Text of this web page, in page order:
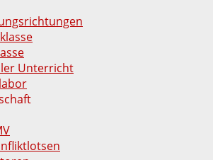
Unterricht